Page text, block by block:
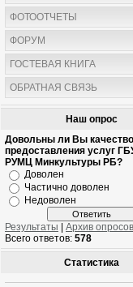
ФОТООТЧЕТЫ
ФОРУМ
ГОСТЕВАЯ КНИГА
ОБРАТНАЯ СВЯЗЬ
Наш опрос
Довольны ли Вы
предоставления услуг
РУМЦ Минкультуры РБ?
Доволен
Частично доволен
Недоволен
Результаты
Архив опросов
Всего ответов: 578
Статистика